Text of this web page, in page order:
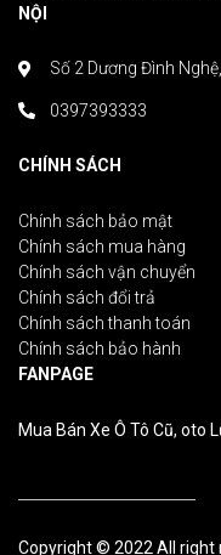
NỘI
Số 2 Dương Đình
0397393333
CHÍNH SÁCH
Chính sách bảo mật
Chính sách mua hàng
Chính sách vận chuyển
Chính sách đổi trả
Chính sách thanh toán
Chính sách bảo hành
FANPAGE
Mua Bán Xe Ô Tô Cũ, oto
Copyright © 2022 All right